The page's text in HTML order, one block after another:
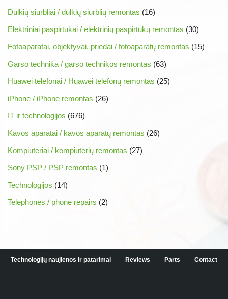
Dulkių siurbliai / dulkių siurblių remontas (16)
Elektriniai paspirtukai / elektrinių paspirtukų remontas (30)
Fotoaparatai, objektyvai, priedai / fotoaparatų remontas (15)
Garso technika / garso technikos remontas (63)
Huawei telefonai / Huawei telefonų remontas (25)
iPhone / iPhone remontas (26)
IT ir technologijos (676)
Kavos aparatai / kavos aparatų remontas (26)
Kompiuteriai / kompiuterių remontas (27)
Sony PSP / PSP remontas (1)
Technologijos (14)
Telephones / phone repairs (2)
Technologijų naujienos ir patarimai Reviews Parts Contact